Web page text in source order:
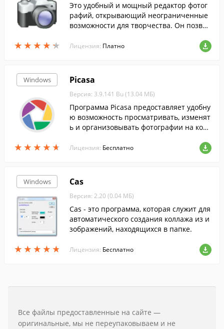
★ ★ ★ ★ ★
★ ★ ★ ★ ★
Это удобный и мощный редактор фотог
рафий, открывающий неограниченные
возможности для творчества. Он позвол
ото, просматривать слайд-шоу и добавл
Лицензия: Платно
Windows
★ ★ ★ ★ ★
★ ★ ★ ★ ★
Picasa
Версия: 3.9.141 Bu (13.04 МБ)
Программа Picasa предоставляет удобну
ю возможность просматривать, изменят
ь и организовывать фотографии на ком
Лицензия: Бесплатно
Windows
★ ★ ★ ★ ★
★ ★ ★ ★ ★
Cas
Версия: 2.20 (0.04 МБ)
Cas - это программа, которая служит для
автоматического создания коллажа из и
зображений, находящихся в папке.
Лицензия: Бесплатно
Все файлы предоставленные на сайте —
оригинальные, мы не переупаковываем и не